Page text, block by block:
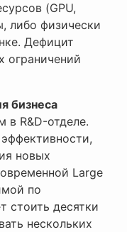
(GPU,
либо физически
Дефицит
ограничений
бизнеса
в R&D-отделе.
новых
Large
по
стоить десятки
нескольких